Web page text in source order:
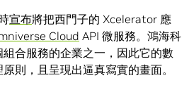
宣布將把西門子的 Xcelerator 應
Cloud API 微服務。鴻海科
合服務的企業之一，因此它的數
則，且呈現出逼真寫實的畫面。